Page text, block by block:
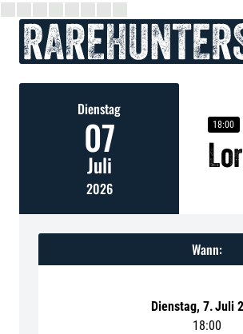
Dienstag
07
Juli
2026
18:00
Wann:
Dienstag, 7.Juli
18:00